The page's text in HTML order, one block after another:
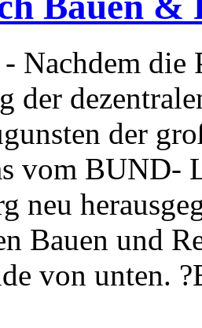
Nachdem
der
der
vom BUND-
neu
Bauen und
von unten.